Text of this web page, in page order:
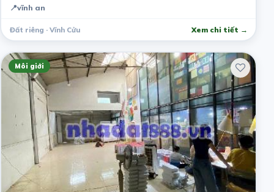
📍vĩnh an
Đất riêng · Vĩnh Cửu Xem chi tiết →
Môi giới